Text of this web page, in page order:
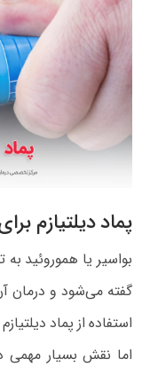
پماد دیلتیازم
بواسیر یا هموروئید
گفته می‌شود و درمان
استفاده از پماد
اما نقش بسیار مهمی